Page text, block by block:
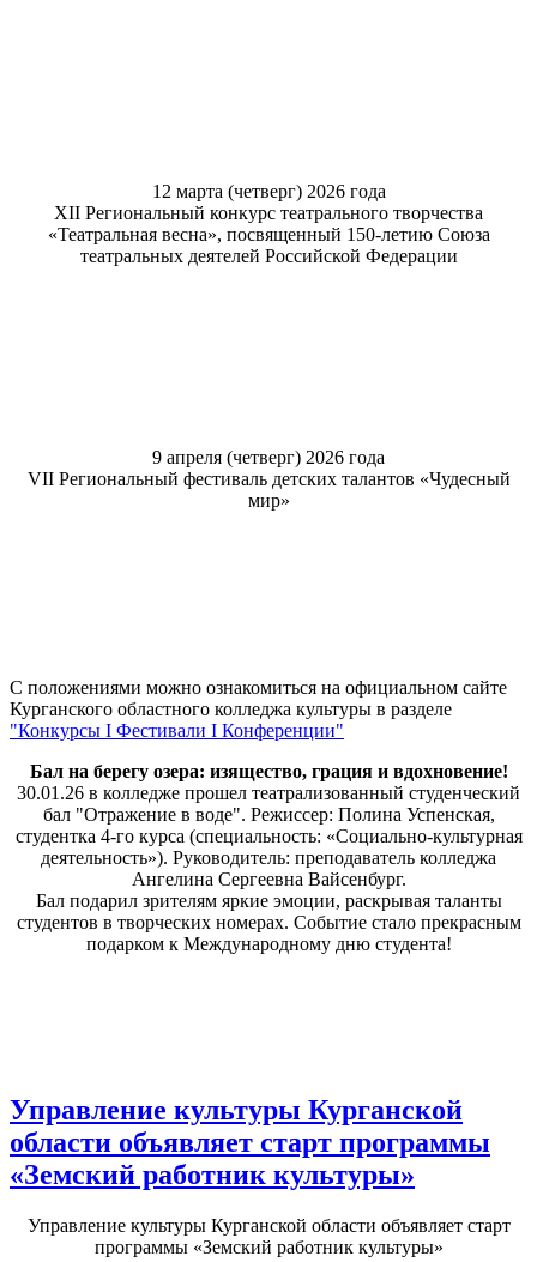
12 марта (четверг) 2026 года
XII Региональный конкурс театрального творчества
«Театральная весна», посвященный 150-летию Союза
театральных деятелей Российской Федерации
9 апреля (четверг) 2026 года
VII Региональный фестиваль детских талантов «Чудесный
мир»
С положениями можно ознакомиться на официальном сайте
Курганского областного колледжа культуры в разделе
"Конкурсы I Фестивали I Конференции"
Бал на берегу озера: изящество, грация и вдохновение!
30.01.26 в колледже прошел театрализованный студенческий
бал "Отражение в воде". Режиссер: Полина Успенская,
студентка 4-го курса (специальность: «Социально-культурная
деятельность»). Руководитель: преподаватель колледжа
Ангелина Сергеевна Вайсенбург.
Бал подарил зрителям яркие эмоции, раскрывая таланты
студентов в творческих номерах. Событие стало прекрасным
подарком к Международному дню студента!
Управление культуры Курганской
области объявляет старт программы
«Земский работник культуры»
Управление культуры Курганской области объявляет старт
программы «Земский работник культуры»